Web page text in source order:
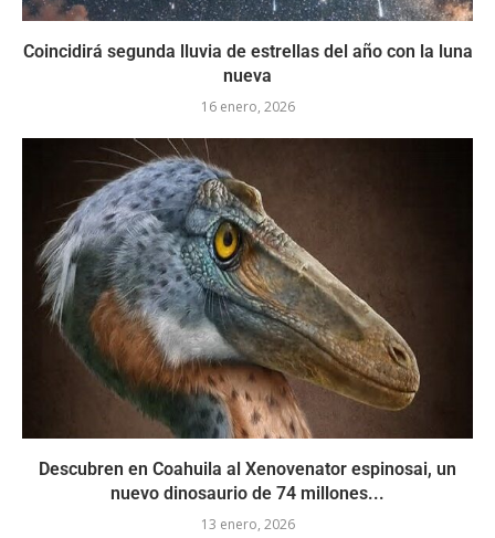
Coincidirá segunda lluvia de estrellas del año con la luna
nueva
16 enero, 2026
Descubren en Coahuila al Xenovenator espinosai, un
nuevo dinosaurio de 74 millones...
13 enero, 2026